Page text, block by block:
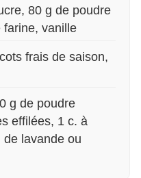
80 g de poudre
farine, vanille
frais de saison,
g de poudre
effilées, 1 c. à
lavande ou